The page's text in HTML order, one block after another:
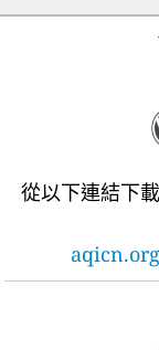
從以下連結下